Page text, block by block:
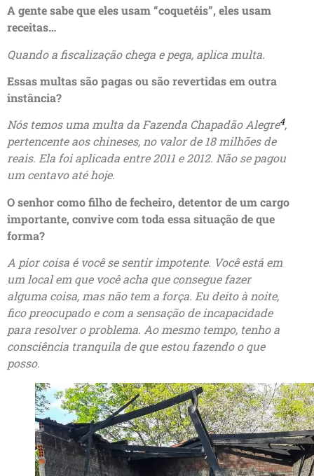
A gente sabe que eles usam “coquetéis”, eles usam
receitas…
Quando a fiscalização chega e pega, aplica multa.
Essas multas são pagas ou são revertidas em outra
instância?
Nós temos uma multa da Fazenda Chapadão Alegre4,
pertencente aos chineses, no valor de 18 milhões de
reais. Ela foi aplicada entre 2011 e 2012. Não se pagou
um centavo até hoje.
O senhor como filho de fecheiro, detentor de um cargo
importante, convive com toda essa situação de que
forma?
A pior coisa é você se sentir impotente. Você está em
um local em que você acha que consegue fazer
alguma coisa, mas não tem a força. Eu deito à noite,
fico preocupado e com a sensação de incapacidade
para resolver o problema. Ao mesmo tempo, tenho a
consciência tranquila de que estou fazendo o que
posso.